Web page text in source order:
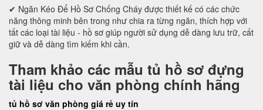
✔ Ngăn Kéo Để Hồ Sơ Chống Cháy được thiết kế có các chức
năng thông minh bên trong như chia ra từng ngăn, thích hợp với
tất các loại tài liệu - hồ sơ giúp người sử dụng dễ dàng lưu trữ, cất
giữ và dễ dàng tìm kiếm khi cần.
Tham khảo các mẫu tủ hồ sơ đựng
tài liệu cho văn phòng chính hãng
tủ hồ sơ văn phòng giá rẻ uy tín